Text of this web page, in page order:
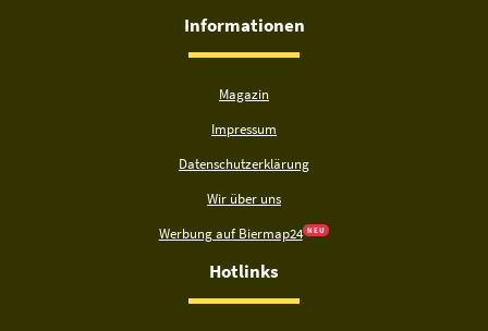
Informationen
Magazin
Impressum
Datenschutzerklärung
Wir über uns
Werbung auf Biermap24 N E U
Hotlinks